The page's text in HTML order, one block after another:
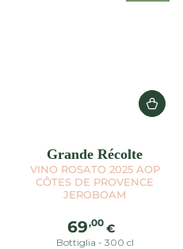
Grande Récolte
VINO ROSATO 2025 AOP
CÔTES DE PROVENCE
JEROBOAM
Prezzo
regolare
69,00 €
Bottiglia - 300 cl